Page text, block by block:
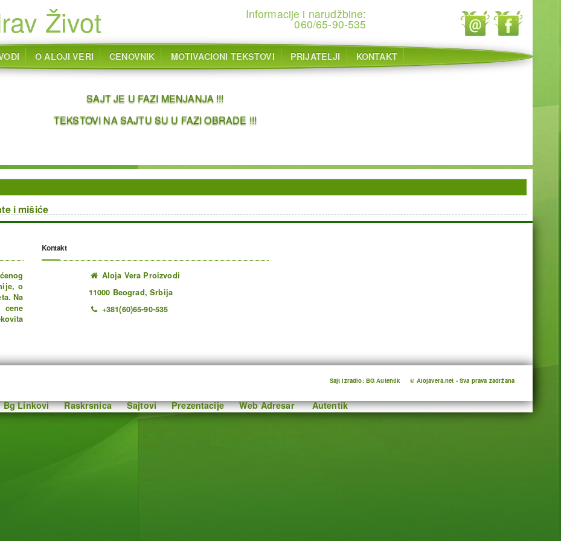
Život Informacije i narudžbine:
060/65-90-535
O ALOJI VERI CENOVNIK MOTIVACIONI TEKSTOVI PRIJATELJI KONTAKT
SAJT JE U FAZI MENJANJA !!!
TEKSTOVI NA SAJTU SU U FAZI OBRADE !!!
i mišiće
o
Na
cene
Kontakt
Aloja Vera Proizvodi
11000 Beograd, Srbija
+381(60)65-90-535
Sajt izradio: BG Autentik © Alojavera.net - Sva prava zadržana
Bg Linkovi Raskrsnica Sajtovi Prezentacije Web Adresar Autentik